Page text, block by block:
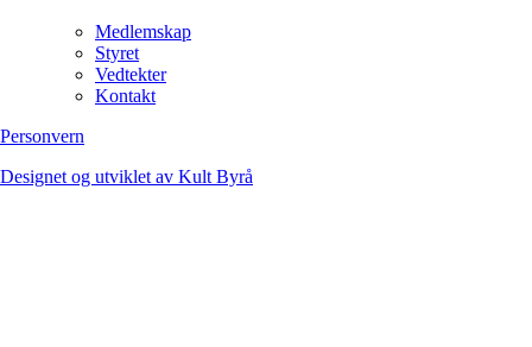
Medlemskap
Styret
Vedtekter
Kontakt
Personvern
Designet og utviklet av Kult Byrå